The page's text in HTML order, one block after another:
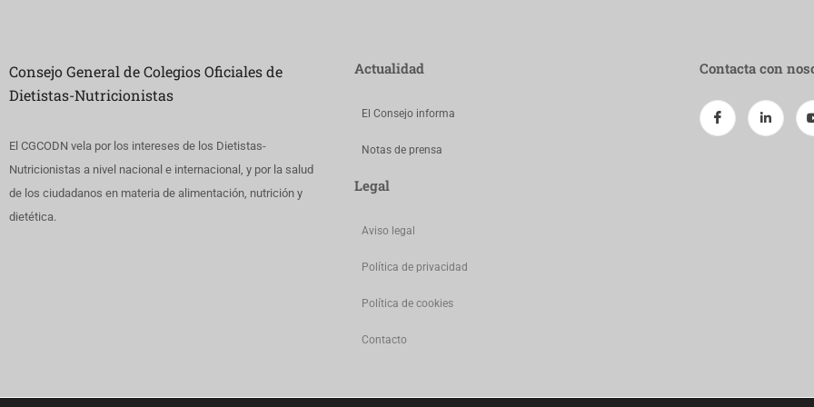
Consejo General de Colegios Oficiales de
Dietistas-Nutricionistas
El CGCODN vela por los intereses de los Dietistas-
Nutricionistas a nivel nacional e internacional, y por la salud
de los ciudadanos en materia de alimentación, nutrición y
dietética.
Actualidad
El Consejo informa
Notas de prensa
Legal
Aviso legal
Política de privacidad
Política de cookies
Contacto
Contacta con